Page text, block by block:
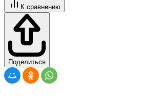
К сравнению
Поделиться